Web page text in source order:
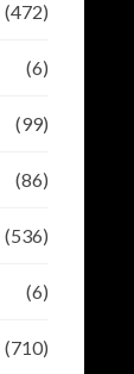
(472)
(6)
(99)
(86)
(536)
(6)
(710)